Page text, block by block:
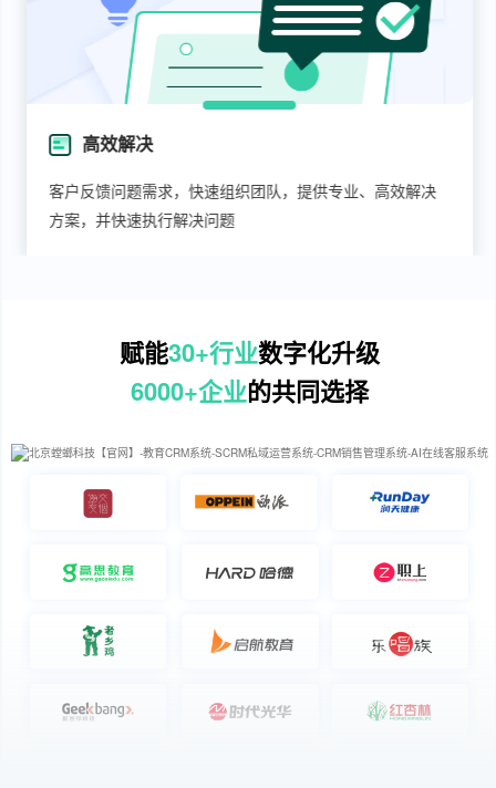
专业沟通
专属服务管家1V1 专业服务团队配置
赋能30+行业数字化升级
6000+企业的共同选择